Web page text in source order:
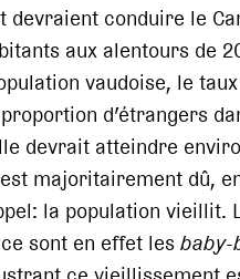
devraient conduire le
aux alentours de
vaudoise, le
d’étrangers
devrait atteindre
majoritairement dû,
la population vieillit.
sont en effet lesbaby-